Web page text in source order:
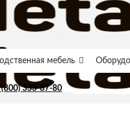
мебель
(800) 333-87-80